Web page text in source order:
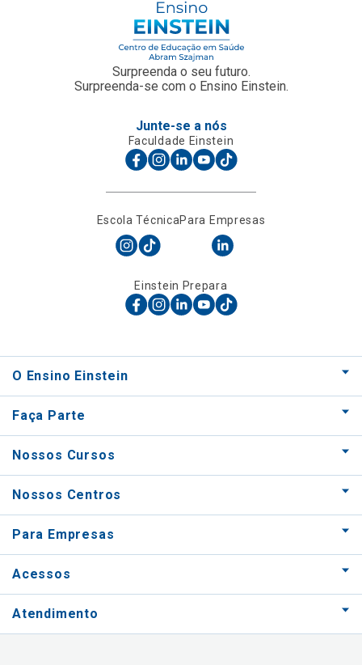
Surpreenda o seu futuro.
Surpreenda-se com o Ensino Einstein.
Junte-se a nós
Faculdade Einstein
Escola TécnicaPara Empresas
Einstein Prepara
O Ensino Einstein
Faça Parte
Nossos Cursos
Nossos Centros
Para Empresas
Acessos
Atendimento